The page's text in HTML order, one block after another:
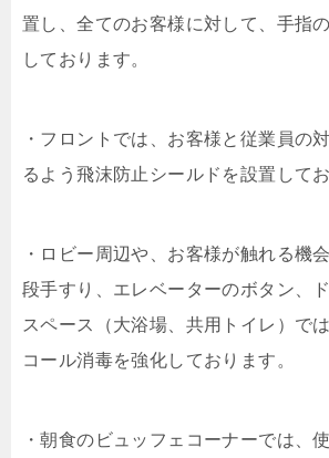
置し、全てのお客様に対して、手指
しております。
・フロントでは、お客様と従業員の
るよう飛沫防止シールドを設置してお
・ロビー周辺や、お客様が触れる機
段手すり、エレベーターのボタン、
スペース（大浴場、共用トイレ）で
コール消毒を強化しております。
・朝食のビュッフェコーナーでは、